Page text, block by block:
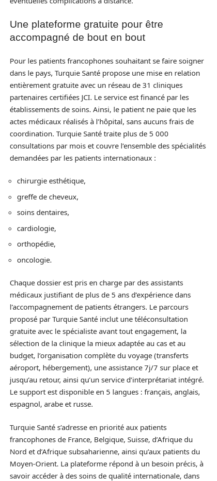
Une plateforme gratuite pour être
accompagné de bout en bout
Pour les patients francophones souhaitant se faire soigner
dans le pays, Turquie Santé propose une mise en relation
entièrement gratuite avec un réseau de 31 cliniques
partenaires certifiées JCI. Le service est financé par les
établissements de soins. Ainsi, le patient ne paie que les
actes médicaux réalisés à l’hôpital, sans aucuns frais de
coordination. Turquie Santé traite plus de 5 000
consultations par mois et couvre l’ensemble des spécialités
demandées par les patients internationaux :
chirurgie esthétique,
greffe de cheveux,
soins dentaires,
cardiologie,
orthopédie,
oncologie.
Chaque dossier est pris en charge par des assistants
médicaux justifiant de plus de 5 ans d’expérience dans
l’accompagnement de patients étrangers. Le parcours
proposé par Turquie Santé inclut une téléconsultation
gratuite avec le spécialiste avant tout engagement, la
sélection de la clinique la mieux adaptée au cas et au
budget, l’organisation complète du voyage (transferts
aéroport, hébergement), une assistance 7j/7 sur place et
jusqu’au retour, ainsi qu’un service d’interprétariat intégré.
Le support est disponible en 5 langues : français, anglais,
espagnol, arabe et russe.
Turquie Santé s’adresse en priorité aux patients
francophones de France, Belgique, Suisse, d’Afrique du
Nord et d’Afrique subsaharienne, ainsi qu’aux patients du
Moyen-Orient. La plateforme répond à un besoin précis, à
savoir accéder à des soins de qualité internationale, dans